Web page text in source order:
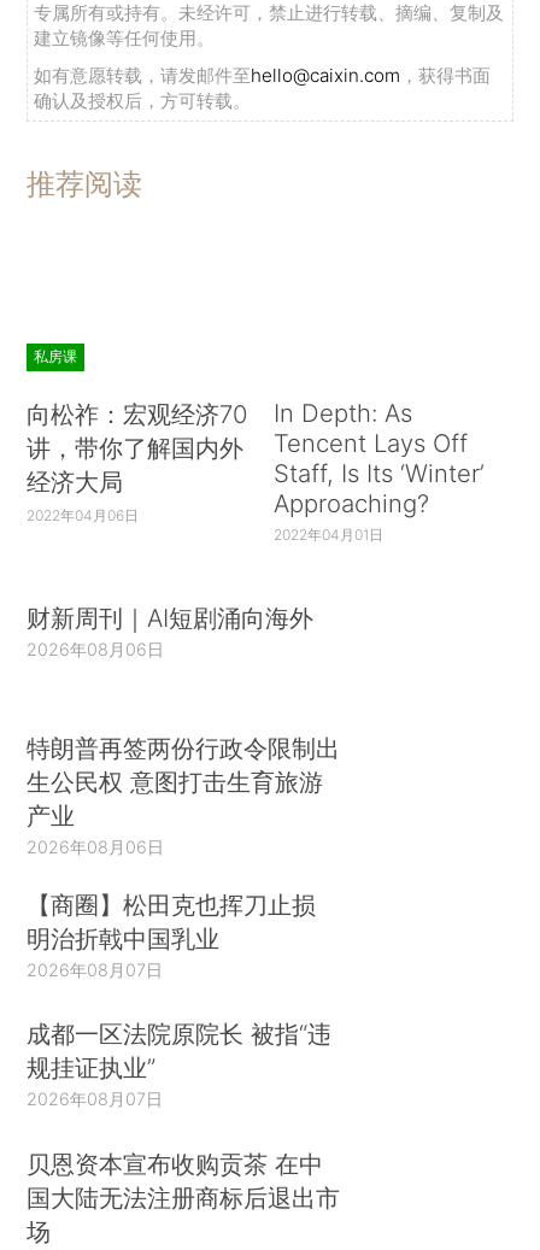
专属所有或持有。未经许可，禁止进行转载、摘编、复制及
建立镜像等任何使用。
如有意愿转载，请发邮件至hello@caixin.com ，获得书面
确认及授权后，方可转载。
推荐阅读
私房课
向松祚：宏观经济70
讲，带你了解国内外
经济大局
2022年04月06日
In Depth: As
Tencent Lays Off
Staff, Is Its ‘Winter’
Approaching?
2022年04月01日
财新周刊｜AI短剧涌向海外
2026年08月06日
特朗普再签两份行政令限制出
生公民权 意图打击生育旅游
产业
2026年08月06日
【商圈】松田克也挥刀止损
明治折戟中国乳业
2026年08月07日
成都一区法院原院长 被指“违
规挂证执业”
2026年08月07日
贝恩资本宣布收购贡茶 在中
国大陆无法注册商标后退出市
场